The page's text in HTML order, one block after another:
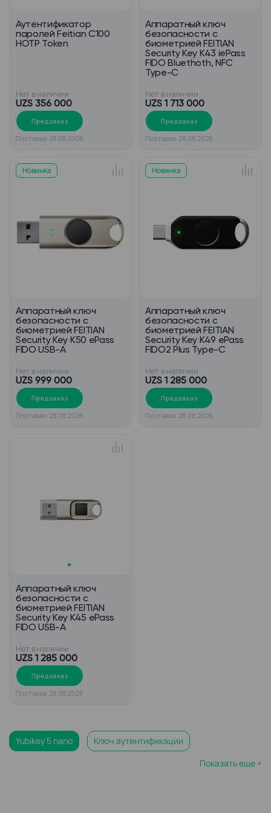
Аутентификатор
паролей Feitian С100
HOTP Token
Нет в наличии
UZS 356 000
Предзаказ
Поставка: 28.08.2026
Аппаратный ключ
безопасности c
биометрией FEITIAN
Security Key K43 iePass
FIDO Bluethoth, NFC
Type-C
Нет в наличии
UZS 1 713 000
Предзаказ
Поставка: 28.08.2026
Новинка
Аппаратный ключ
безопасности с
биометрией FEITIAN
Security Key K50 ePass
FIDO USB-A
Нет в наличии
UZS 999 000
Предзаказ
Поставка: 28.08.2026
Новинка
Аппаратный ключ
безопасности c
биометрией FEITIAN
Security Key K49 ePass
FIDO2 Plus Type-C
Нет в наличии
UZS 1 285 000
Предзаказ
Поставка: 28.08.2026
Аппаратный ключ
безопасности с
биометрией FEITIAN
Security Key K45 ePass
FIDO USB-A
Нет в наличии
UZS 1 285 000
Предзаказ
Поставка: 28.08.2026
Yubikey 5 nano Ключ аутентификации
Аутентификатор паролей
Показать еще +